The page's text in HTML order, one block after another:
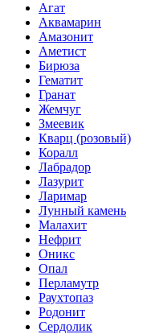
Агат
Аквамарин
Амазонит
Аметист
Бирюза
Гематит
Гранат
Жемчуг
Змеевик
Кварц (розовый)
Коралл
Лабрадор
Лазурит
Ларимар
Лунный камень
Малахит
Нефрит
Оникс
Опал
Перламутр
Раухтопаз
Родонит
Сердолик